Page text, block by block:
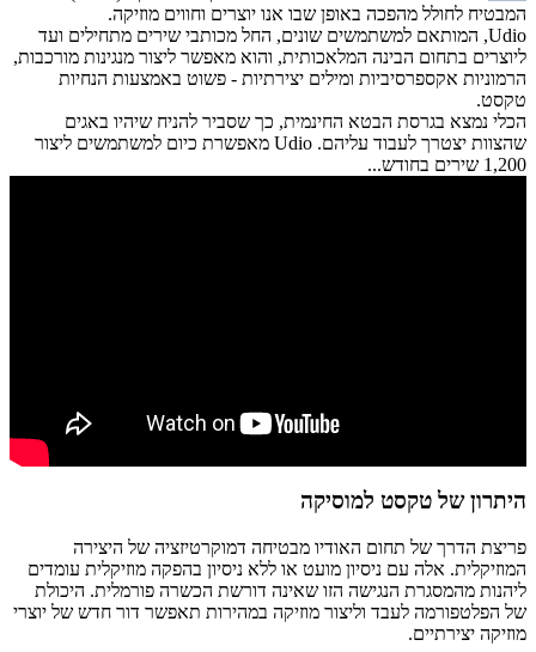
המבטיח לחולל מהפכה באופן שבו אנו יוצרים וחווים מוזיקה.
Udio, המותאם למשתמשים שונים, החל מכותבי שירים מתחילים ועד
ליוצרים בתחום הבינה המלאכותית, והוא מאפשר ליצור מנגינות מורכבות,
הרמוניות אקספרסיביות ומילים יצירתיות - פשוט באמצעות הנחיות
טקסט.
הכלי נמצא בגרסת הבטא החינמית, כך שסביר להניח שיהיו באגים
שהצוות יצטרך לעבוד עליהם. Udio מאפשרת כיום למשתמשים ליצור
1,200 שירים בחודש...
היתרון של טקסט למוסיקה
פריצת הדרך של תחום האודיו מבטיחה דמוקרטיזציה של היצירה
המוזיקלית. אלה עם ניסיון מועט או ללא ניסיון בהפקה מוזיקלית עומדים
ליהנות מהמסגרת הנגישה הזו שאינה דורשת הכשרה פורמלית. היכולת
של הפלטפורמה לעבד וליצור מוזיקה במהירות תאפשר דור חדש של יוצרי
מוזיקה יצירתיים.